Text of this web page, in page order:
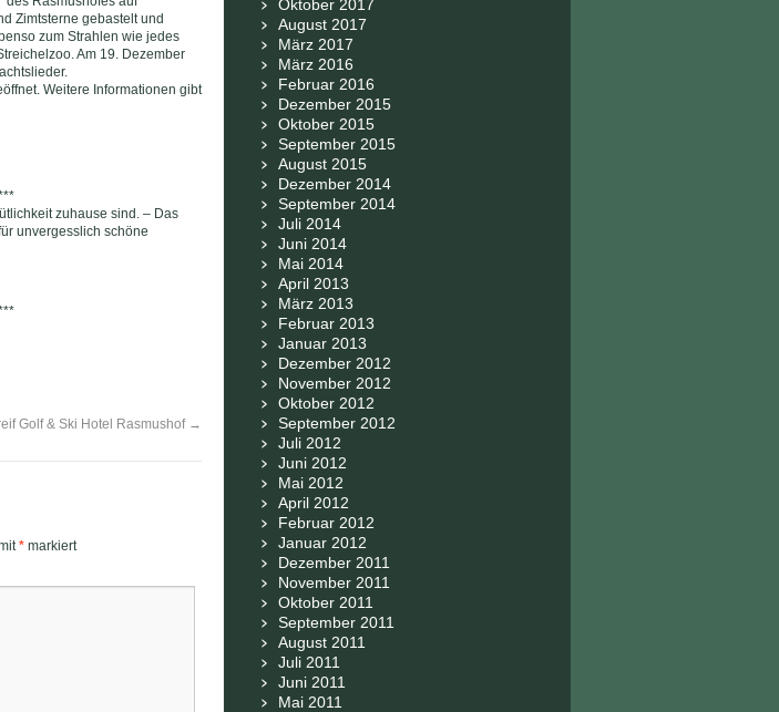
Zimtsterne gebastelt und
zum Strahlen wie jedes
Am 19. Dezember
Weitere Informationen gibt
zuhause sind. – Das
unvergesslich schöne
Golf & Ski Hotel Rasmushof →
*markiert
Oktober 2017
August 2017
März 2017
März 2016
Februar 2016
Dezember 2015
Oktober 2015
September 2015
August 2015
Dezember 2014
September 2014
Juli 2014
Juni 2014
Mai 2014
April 2013
März 2013
Februar 2013
Januar 2013
Dezember 2012
November 2012
Oktober 2012
September 2012
Juli 2012
Juni 2012
Mai 2012
April 2012
Februar 2012
Januar 2012
Dezember 2011
November 2011
Oktober 2011
September 2011
August 2011
Juli 2011
Juni 2011
Mai 2011